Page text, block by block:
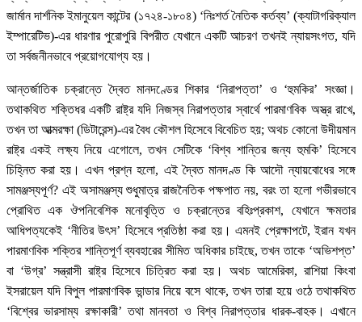
জার্মান দার্শনিক ইমানুয়েল কান্টের (১৭২৪-১৮০৪) ‘নিঃশর্ত নৈতিক কর্তব্য’ (ক্যাটাগরিক্যাল
ইম্পারেটিভ)-এর ধারণার পুরোপুরি বিপরীত যেখানে একটি আচরণ তখনই ন্যায়সংগত, যদি
তা সর্বজনীনভাবে প্রয়োগযোগ্য হয়।
আন্তর্জাতিক চক্রান্তে দ্বৈত মানদণ্ডের শিকার ‘নিরাপত্তা’ ও ‘হুমকির’ সংজ্ঞা।
তথাকথিত শক্তিধর একটি রাষ্ট্র যদি নিজস্ব নিরাপত্তার স্বার্থে পারমাণবিক অস্ত্র রাখে,
তখন তা আত্মরক্ষা (ডিটারেন্স)-এর বৈধ কৌশল হিসেবে বিবেচিত হয়; অথচ কোনো উদীয়মান
রাষ্ট্র একই লক্ষ্য নিয়ে এগোলে, তখন সেটিকে ‘বিশ্ব শান্তির জন্য হুমকি’ হিসেবে
চিহ্নিত করা হয়। এখন প্রশ্ন হলো, এই দ্বৈত মানদণ্ড কি আদৌ ন্যায়বোধের সঙ্গে
সামঞ্জস্যপূর্ণ? এই অসামঞ্জস্য শুধুমাত্র রাজনৈতিক পক্ষপাত নয়, বরং তা হলো গভীরভাবে
প্রোথিত এক ঔপনিবেশিক মনোবৃত্তি ও চক্রান্তের বহিঃপ্রকাশ, যেখানে ক্ষমতার
আধিপত্যকেই ‘নীতির উৎস’ হিসেবে প্রতিষ্ঠা করা হয়। এমনই প্রেক্ষাপটে, ইরান যখন
পারমাণবিক শক্তির শান্তিপূর্ণ ব্যবহারের সীমিত অধিকার চাইছে, তখন তাকে ‘অভিশপ্ত’
বা ‘উগ্র’ সন্ত্রাসী রাষ্ট্র হিসেবে চিত্রিত করা হয়। অথচ আমেরিকা, রাশিয়া কিংবা
ইসরায়েল যদি বিপুল পারমাণবিক ভান্ডার নিয়ে বসে থাকে, তখন তারা হয়ে ওঠে তথাকথিত
‘বিশ্বের ভারসাম্য রক্ষাকারী’ তথা মানবতা ও বিশ্ব নিরাপত্তার ধারক-বাহক। এখানে